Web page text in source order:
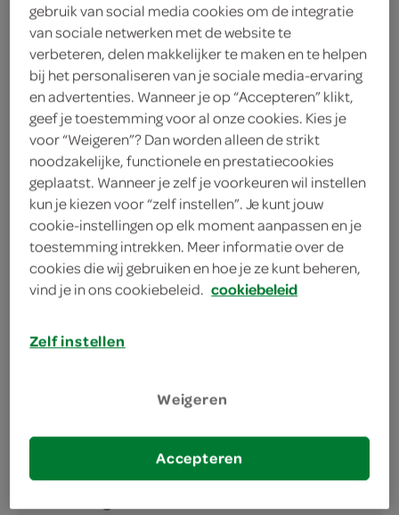
Let op: aanbiedingen zijn niet zichtbaar bij de
producten, maar worden wél automatisch
verwerkt in de winkelmand.
Mmm… van Mora
met heerlijke Goudse kaas
lekker uit de oven
met een krokant korst
omschrijving
Kaassoufflé, voorgefrituurd, diepvries
gebruik van social media cookies om de integratie
van sociale netwerken met de website te
verbeteren, delen makkelijker te maken en te helpen
bij het personaliseren van je sociale media-ervaring
en advertenties. Wanneer je op “Accepteren” klikt,
geef je toestemming voor al onze cookies. Kies je
voor “Weigeren”? Dan worden alleen de strikt
noodzakelijke, functionele en prestatiecookies
geplaatst. Wanneer je zelf je voorkeuren wil instellen
kun je kiezen voor “zelf instellen”. Je kunt jouw
cookie-instellingen op elk moment aanpassen en je
toestemming intrekken. Meer informatie over de
cookies die wij gebruiken en hoe je ze kunt beheren,
vind je in ons cookiebeleid. cookiebeleid
Zelf instellen
Weigeren
Accepteren